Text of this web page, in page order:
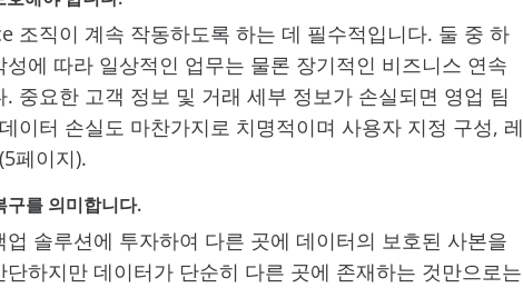
조직이 계속 작동하도록 하는 데 필수적입니다. 둘 중 하
에 따라 일상적인 업무는 물론 장기적인 비즈니스 연속
중요한 고객 정보 및 거래 세부 정보가 손실되면 영업 팀
이터 손실도 마찬가지로 치명적이며 사용자 지정 구성, 레
페이지).
구를 의미합니다.
솔루션에 투자하여 다른 곳에 데이터의 보호된 사본을
하지만 데이터가 단순히 다른 곳에 존재하는 것만으로는